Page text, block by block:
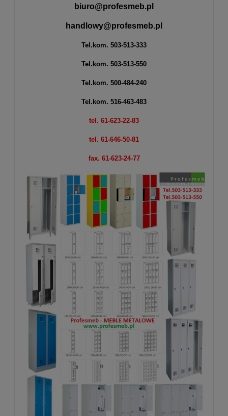
biuro@profesmeb.pl
handlowy@profesmeb.pl
Tel.kom. 503-513-333
Tel.kom. 503-513-550
Tel.kom. 500-484-240
Tel.kom. 516-463-483
tel. 61-623-22-83
tel. 61-646-50-81
fax. 61-623-24-77